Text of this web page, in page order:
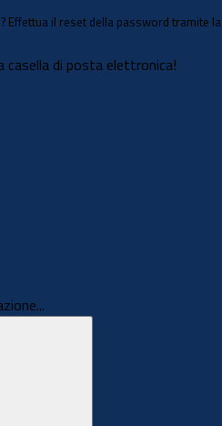
Effettua il reset della password tramite la
casella di posta elettronica!